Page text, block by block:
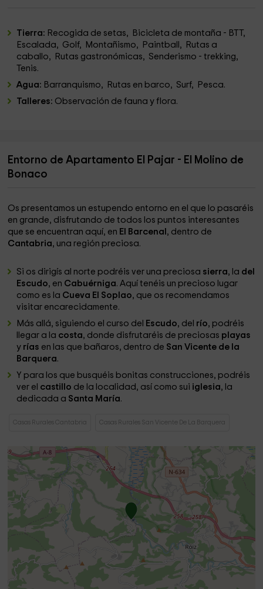
Tierra: Recogida de setas, Bicicleta de montaña - BTT,
Escalada, Golf, Montañismo, Paintball, Rutas a
caballo, Rutas gastronómicas, Senderismo - trekking,
Tenis.
Agua: Barranquismo, Rutas en barco, Surf, Pesca.
Talleres: Observación de fauna y flora.
Entorno de Apartamento El Pajar - El Molino de
Bonaco
Os presentamos un estupendo entorno en el que lo pasaréis
en grande, disfrutando de todos los puntos interesantes
que se encuentran aquí, en El Barcenal , dentro de
Cantabria, una región preciosa.
Si os dirigís al norte podréis ver una preciosa sierra, la del
Escudo, en Cabuérniga. Aquí tenéis un precioso lugar
como es la Cueva El Soplao, que os recomendamos
visitar encarecidamente.
Más allá, siguiendo el curso del
Escudo, del río, podréis
llegar a la costa, donde disfrutaréis de preciosas playas
y rías en las que bañaros, dentro de San Vicente de la
Barquera.
Y para los que busquéis bonitas construcciones, podréis
ver el castillo de la localidad, así como sui iglesia, la
dedicada a Santa María.
Casas Rurales Cantabria Casas Rurales San Vicente De La Barquera